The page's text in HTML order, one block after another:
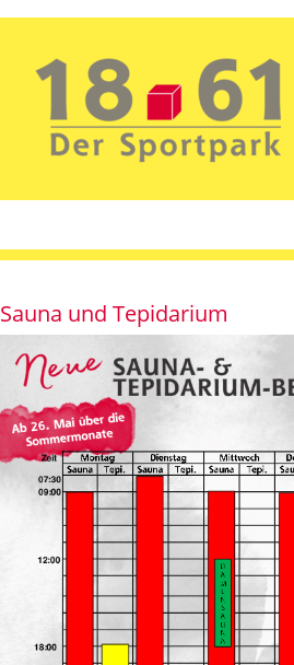
Sauna und Tepidarium